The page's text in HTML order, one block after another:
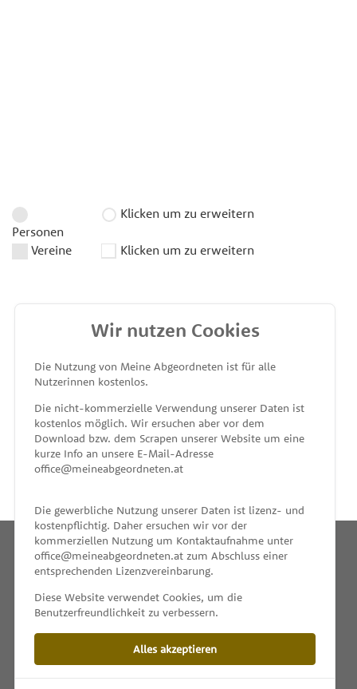
Personen
Klicken um zu erweitern
Vereine Klicken um zu erweitern
MEINE ABGEORDNETEN
unterstützt von
IMPRESSUM & KONTAKT
Wir nutzen Cookies
Die Nutzung von Meine Abgeordneten ist für alle
Nutzerinnen kostenlos.
Die nicht-kommerzielle Verwendung unserer Daten ist
kostenlos möglich. Wir ersuchen aber vor dem
Download bzw. dem Scrapen unserer Website um eine
kurze Info an unsere E-Mail-Adresse
office@meineabgeordneten.at
Die gewerbliche Nutzung unserer Daten ist lizenz- und
kostenpflichtig. Daher ersuchen wir vor der
kommerziellen Nutzung um Kontaktaufnahme unter
office@meineabgeordneten.at zum Abschluss einer
entsprechenden Lizenzvereinbarung.
Diese Website verwendet Cookies, um die
Benutzerfreundlichkeit zu verbessern.
Alles akzeptieren